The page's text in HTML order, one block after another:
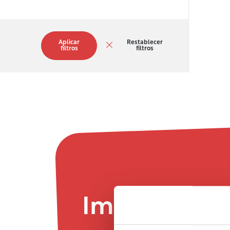
Aplicar
filtros
Restablecer
filtros